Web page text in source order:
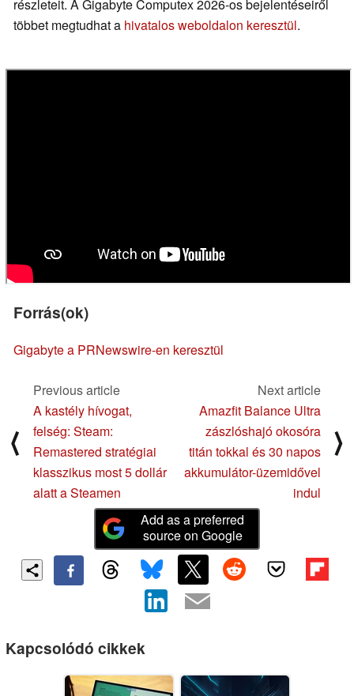
részleteit. A Gigabyte Computex 2026-os bejelentéseiről
többet megtudhat a hivatalos weboldalon keresztül.
Forrás(ok)
Gigabyte a PRNewswire-en keresztül
⟨
Previous article
A kastély hívogat,
felség: Steam:
Remastered stratégiai
klasszikus most 5 dollár
alatt a Steamen
Next article
Amazfit Balance Ultra
zászlóshajó okosóra
titán tokkal és 30 napos
akkumulátor-üzemidővel
indul
⟩
Add as a preferred
source on Google
Kapcsolódó cikkek